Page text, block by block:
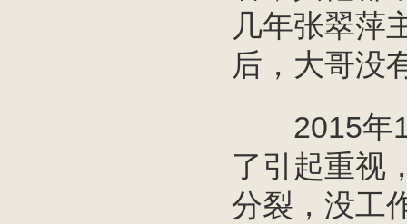
几年张翠萍
后，大哥没
2015年12
了引起重视
分裂，没工